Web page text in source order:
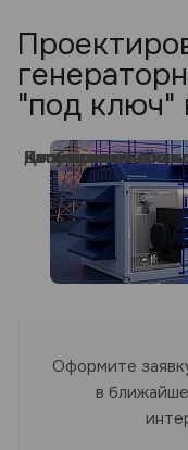
"под ключ"
Оформите
в
Категория объекта
Категория объекта
Категория объекта
Категория объекта
Категория объекта
Категория объекта